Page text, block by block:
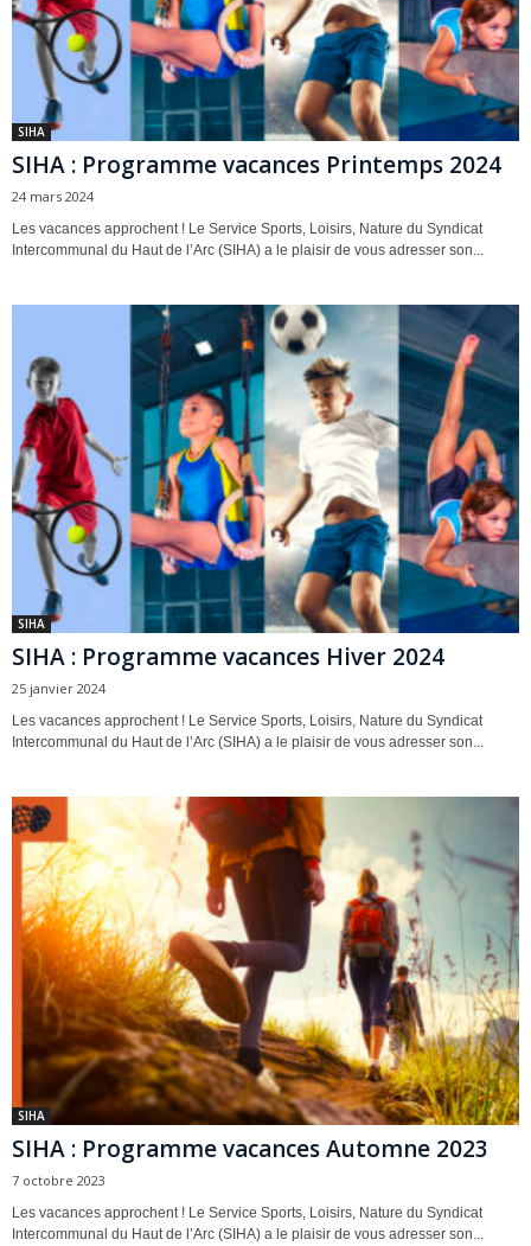
SIHA
SIHA : Programme vacances Printemps 2024
24 mars 2024
Les vacances approchent ! Le Service Sports, Loisirs, Nature du Syndicat
Intercommunal du Haut de l’Arc (SIHA) a le plaisir de vous adresser son...
SIHA
SIHA : Programme vacances Hiver 2024
25 janvier 2024
Les vacances approchent ! Le Service Sports, Loisirs, Nature du Syndicat
Intercommunal du Haut de l’Arc (SIHA) a le plaisir de vous adresser son...
SIHA
SIHA : Programme vacances Automne 2023
7 octobre 2023
Les vacances approchent ! Le Service Sports, Loisirs, Nature du Syndicat
Intercommunal du Haut de l’Arc (SIHA) a le plaisir de vous adresser son...